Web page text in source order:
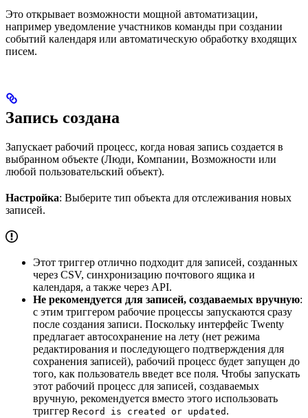
Это открывает возможности мощной автоматизации,
например уведомление участников команды при создании
событий календаря или автоматическую обработку входящих
писем.
Запись создана
Запускает рабочий процесс, когда новая запись создается в
выбранном объекте (Люди, Компании, Возможности или
любой пользовательский объект).
Настройка: Выберите тип объекта для отслеживания новых
записей.
Этот триггер отлично подходит для записей, созданных
через CSV, синхронизацию почтового ящика и
календаря, а также через API.
Не рекомендуется для записей, создаваемых вручную:
с этим триггером рабочие процессы запускаются сразу
после создания записи. Поскольку интерфейс Twenty
предлагает автосохранение на лету (нет режима
редактирования и последующего подтверждения для
сохранения записей), рабочий процесс будет запущен до
того, как пользователь введет все поля. Чтобы запускать
этот рабочий процесс для записей, создаваемых
вручную, рекомендуется вместо этого использовать
триггер Record is created or updated .